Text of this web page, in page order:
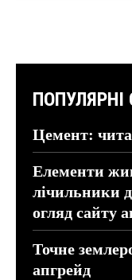
ПОПУЛЯРНІ
Цемент:
Елементи
лічильники
огляд сайту
Точне
апгрейд